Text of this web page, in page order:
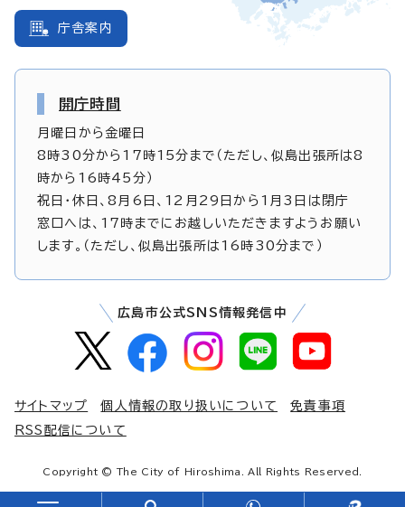
庁舎案内
開庁時間
月曜日から金曜日
8時30分から17時15分まで（ただし、似島出張所は8
時から16時45分）
祝日・休日、8月6日、12月29日から1月3日は閉庁
窓口へは、17時までにお越しいただきますようお願い
します。（ただし、似島出張所は16時30分まで）
広島市公式SNS情報発信中
サイトマップ 個人情報の取り扱いについて
免責事項
RSS配信について
Copyright © The City of Hiroshima. All Rights Reserved.